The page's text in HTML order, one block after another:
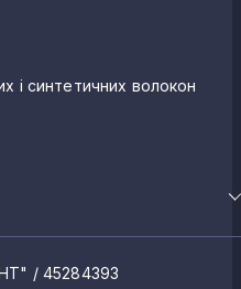
і синтетичних волокон
/ 45284393